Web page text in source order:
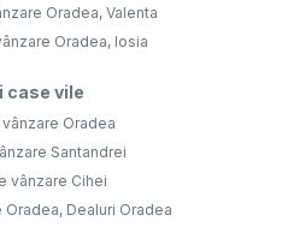
Oradea, Valenta
Oradea, Iosia
case vile
Oradea
Santandrei
vânzare Cihei
Dealuri Oradea